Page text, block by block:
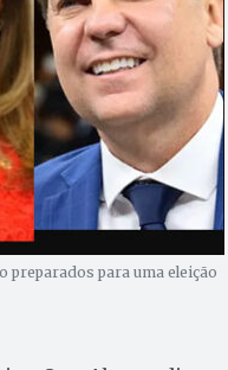
preparados para uma eleição